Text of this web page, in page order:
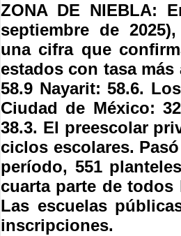
ZONA DE NIEBLA:
septiembre de
una cifra que
estados con tasa
58.9 Nayarit: 58.6.
Ciudad de México:
38.3. El preescolar
ciclos escolares.
período, 551
cuarta parte de
Las escuelas
inscripciones.